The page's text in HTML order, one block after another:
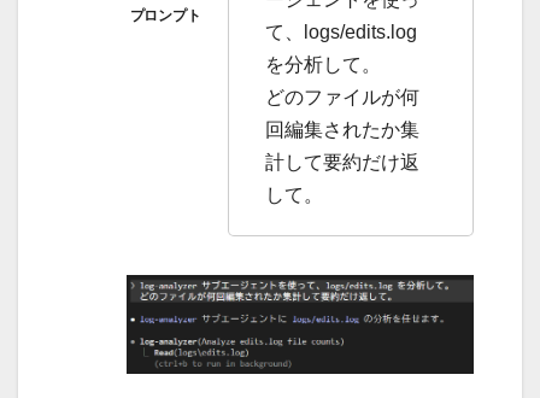
て、logs/edits.log
を分析して。
どのファイルが何
回編集されたか集
計して要約だけ返
して。